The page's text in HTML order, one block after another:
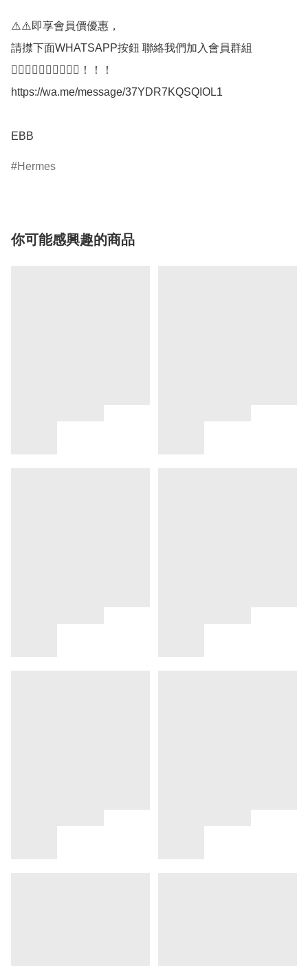
⚠️⚠️即享會員價優惠，
請㩒下面WHATSAPP按鈕 聯絡我們加入會員群組
👇🏼👇🏼👇🏼👇🏼👇🏼！！！
https://wa.me/message/37YDR7KQSQIOL1
EBB
Hermes
你可能感興趣的商品